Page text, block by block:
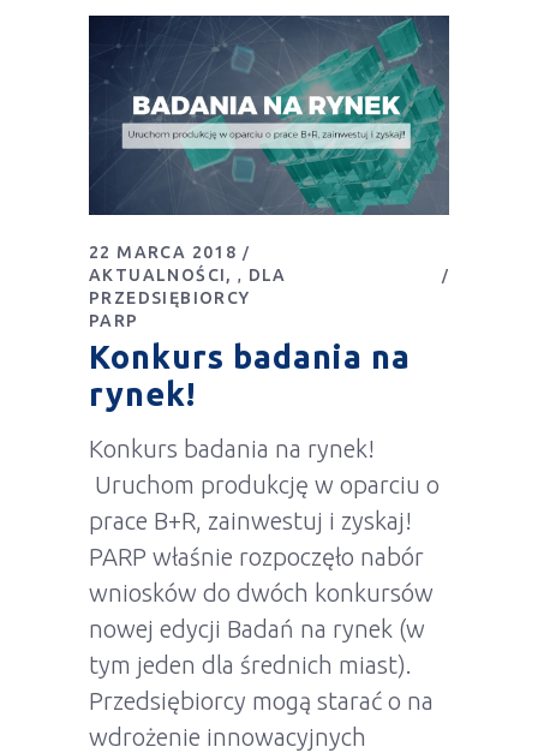
22 MARCA 2018
AKTUALNOŚCI
,
DLA
PRZEDSIĘBIORCY
PARP
Konkurs badania na
rynek!
Konkurs badania na rynek!
Uruchom produkcję w oparciu o
prace B+R, zainwestuj i zyskaj!
PARP właśnie rozpoczęło nabór
wniosków do dwóch konkursów
nowej edycji Badań na rynek (w
tym jeden dla średnich miast).
Przedsiębiorcy mogą starać o na
wdrożenie innowacyjnych